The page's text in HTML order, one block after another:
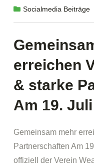
Socialmedia Beiträge
erreichen
& starke
Am 19.
Gemeinsam mehr
Partnerschaften Am
offiziell der Verein